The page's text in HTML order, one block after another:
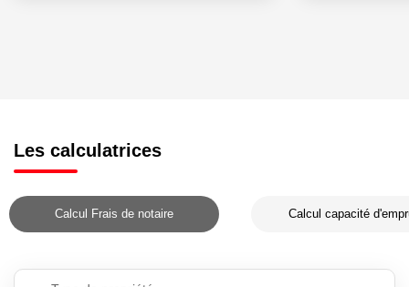
Les calculatrices
Calcul Frais de notaire Calcul capacité